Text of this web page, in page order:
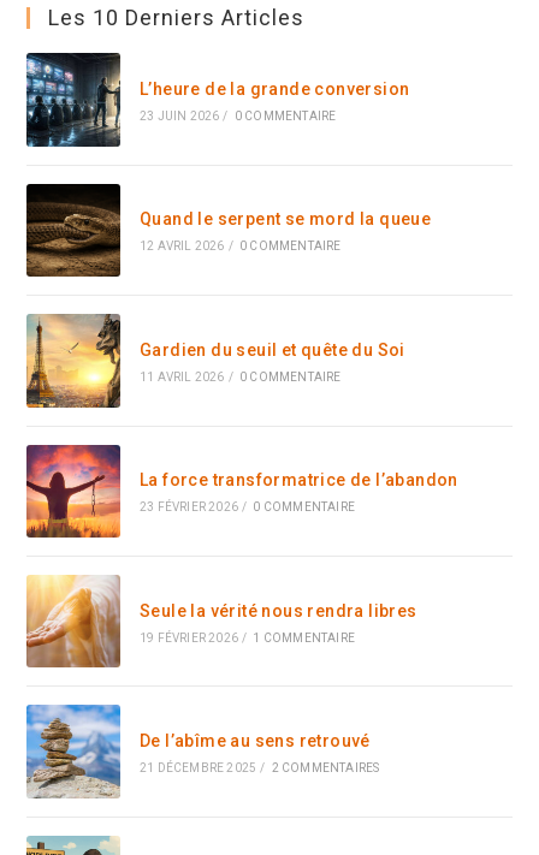
Les 10 Derniers Articles
L’heure de la grande conversion
23 JUIN 2026 / 0 COMMENTAIRE
Quand le serpent se mord la queue
12 AVRIL 2026 / 0 COMMENTAIRE
Gardien du seuil et quête du Soi
11 AVRIL 2026 / 0 COMMENTAIRE
La force transformatrice de l’abandon
23 FÉVRIER 2026 / 0 COMMENTAIRE
Seule la vérité nous rendra libres
19 FÉVRIER 2026 / 1 COMMENTAIRE
De l’abîme au sens retrouvé
21 DÉCEMBRE 2025 / 2 COMMENTAIRES